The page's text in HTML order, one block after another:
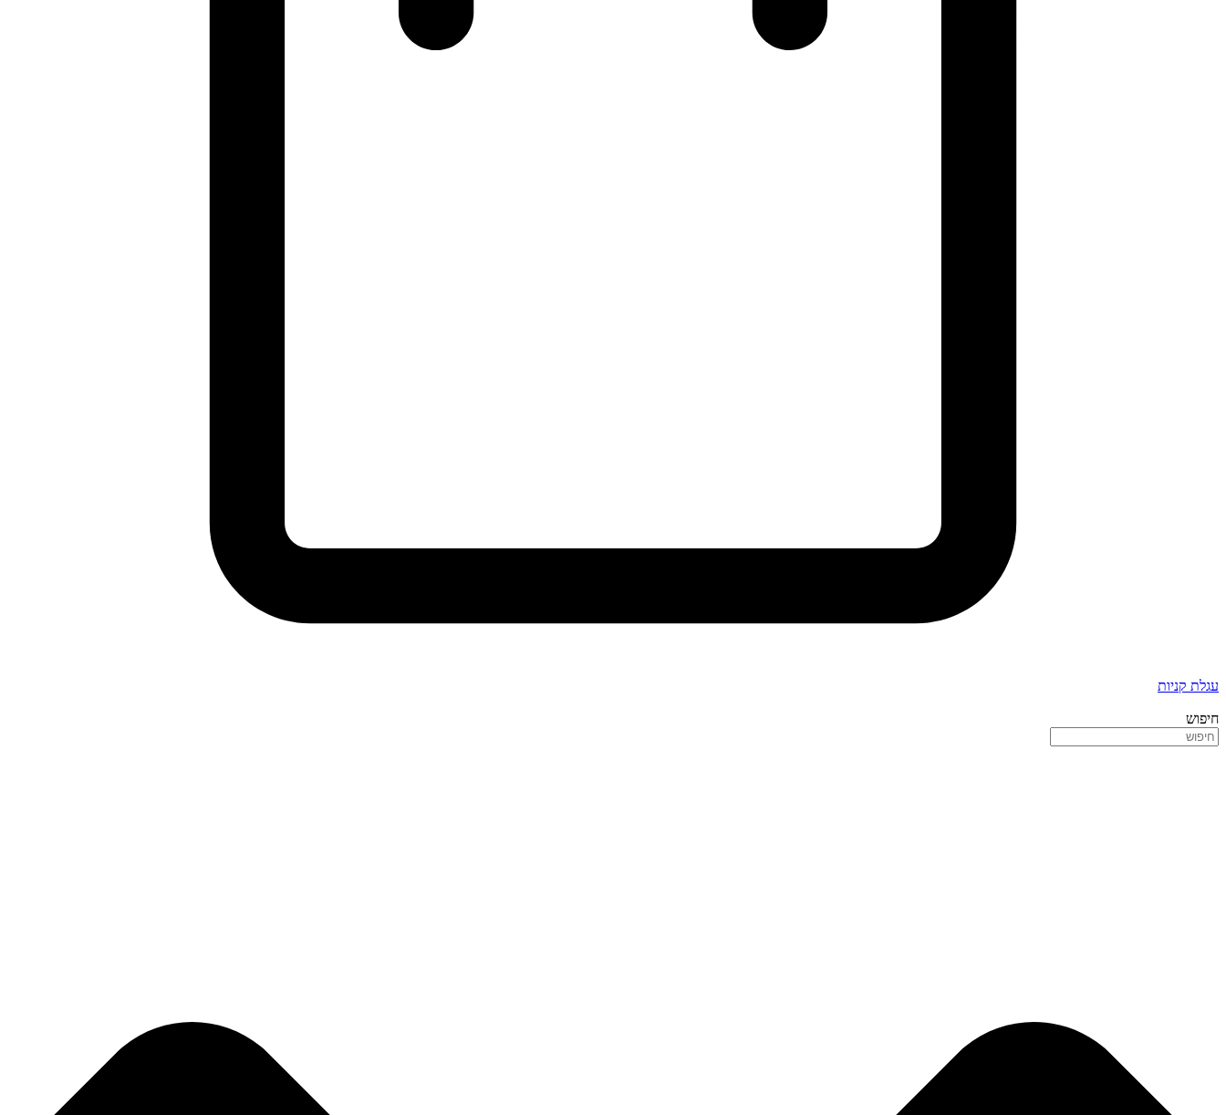
עגלת קניות
חיפוש